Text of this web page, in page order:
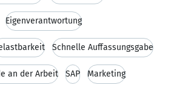
Eigenverantwortung
Schnelle Auffassungsgabe
an der Arbeit SAP Marketing